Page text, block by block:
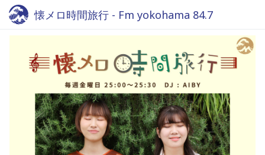
懐メロ時間旅行 - Fm yokohama 84.7